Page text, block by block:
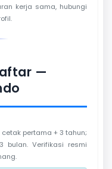
kerja sama, hubungi
—
pertama + 3 tahun;
bulan. Verifikasi resmi